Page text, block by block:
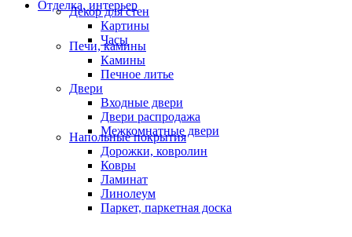
Отделка, интерьер
Декор для стен
Картины
Часы
Печи, камины
Камины
Печное литье
Двери
Входные двери
Двери распродажа
Межкомнатные двери
Напольные покрытия
Дорожки, ковролин
Ковры
Ламинат
Линолеум
Паркет, паркетная доска